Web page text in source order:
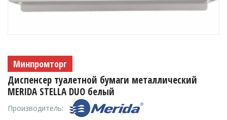
Минпромторг
Диспенсер туалетной бумаги металлический
MERIDA STELLA DUO белый
Производитель: